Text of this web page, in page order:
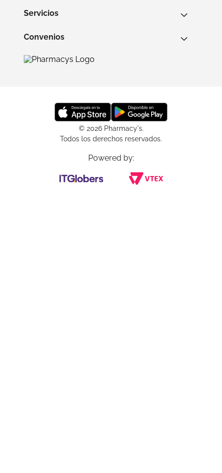
Servicios
Convenios
© 2026 Pharmacy's.
Todos los derechos reservados.
Powered by: